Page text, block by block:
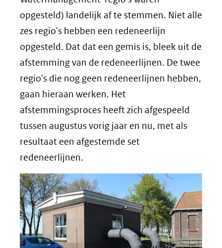
opgesteld) landelijk af te stemmen. Niet alle
zes regio's hebben een redeneerlijn
opgesteld. Dat dat een gemis is, bleek uit de
afstemming van de redeneerlijnen. De twee
regio's die nog geen redeneerlijnen hebben,
gaan hieraan werken. Het
afstemmingsproces heeft zich afgespeeld
tussen augustus vorig jaar en nu, met als
resultaat een afgestemde set
redeneerlijnen.